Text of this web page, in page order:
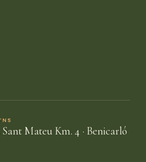
Mateu Km. 4 · Benicarló